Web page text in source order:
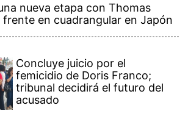
nueva etapa con Thomas
frente en cuadrangular en Japón
Concluye juicio por el
femicidio de Doris Franco;
tribunal decidirá el futuro del
acusado